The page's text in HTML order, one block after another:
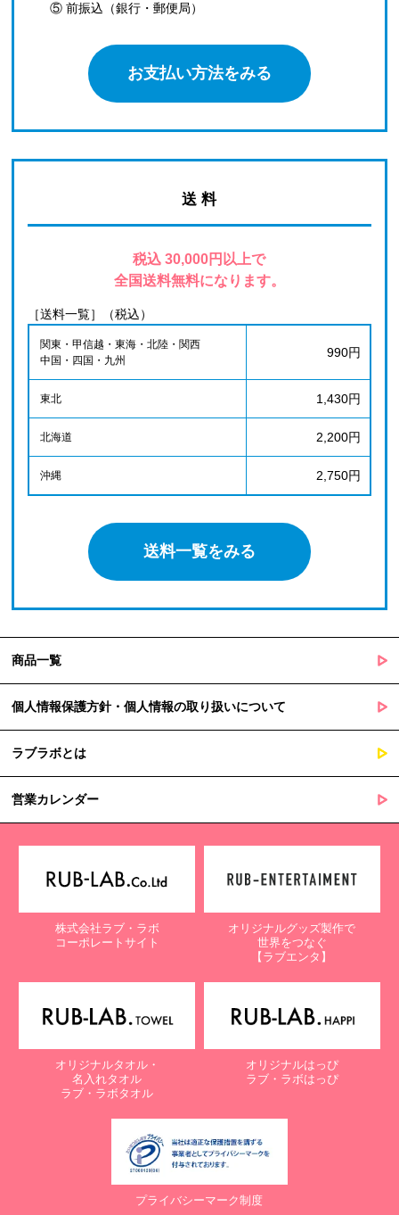
⑤ 前振込（銀行・郵便局）
お支払い方法をみる
送 料
税込 30,000円以上で
全国送料無料になります。
［送料一覧］（税込）
関東・甲信越・東海・北陸・関西
中国・四国・九州
990円
東北 1,430円
北海道 2,200円
沖縄 2,750円
送料一覧をみる
商品一覧
個人情報保護方針・個人情報の取り扱いについて
ラブラボとは
営業カレンダー
株式会社ラブ・ラボ
コーポレートサイト
オリジナルグッズ製作で
世界をつなぐ
【ラブエンタ】
オリジナルタオル・
名入れタオル
ラブ・ラボタオル
オリジナルはっぴ
ラブ・ラボはっぴ
プライバシーマーク制度